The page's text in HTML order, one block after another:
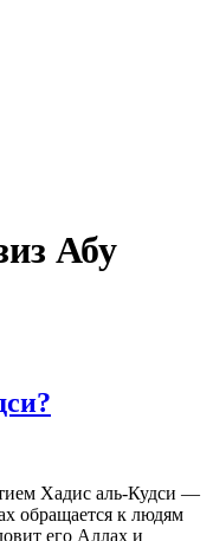
Абу
Хадис аль-Кудси —
обращается к людям
его Аллах и